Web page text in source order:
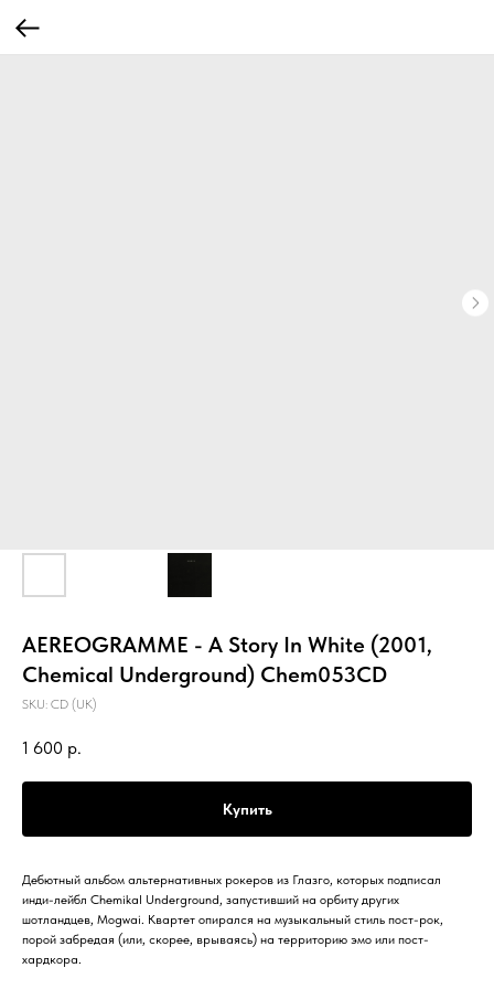
AEREOGRAMME - A Story In White (2001,
Chemical Underground) Chem053CD
SKU: CD (UK)
1 600 р.
Купить
Дебютный альбом альтернативных рокеров из Глазго, которых подписал
инди-лейбл Chemikal Underground, запустивший на орбиту других
шотландцев, Mogwai. Квартет опирался на музыкальный стиль пост-рок,
порой забредая (или, скорее, врываясь) на территорию эмо или пост-
хардкора.